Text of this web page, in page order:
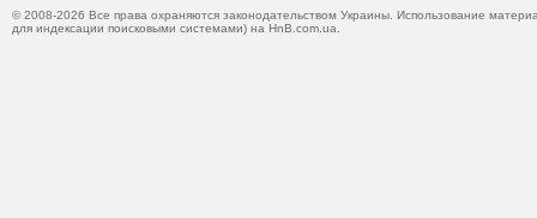
© 2008-2026 Все права охраняются законодательством Украины. Использование
для индексации поисковыми системами) на HnB.com.ua.